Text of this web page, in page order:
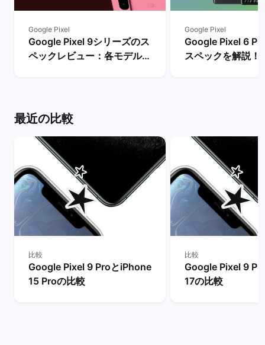
Google Pixel
Google Pixel 9シリーズのス
ペックレビュー：各モデルの
Google Pixel
Google Pixel 6
スペックを解説！
最近の比較
比較
Google Pixel 9 ProとiPhone
15 Proの比較
比較
Google Pixel 9
17の比較